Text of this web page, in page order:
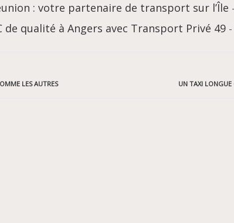
: votre partenaire de transport sur l’Île
de qualité à Angers avec Transport Privé 49
LES AUTRES
UN TAXI LONGUE